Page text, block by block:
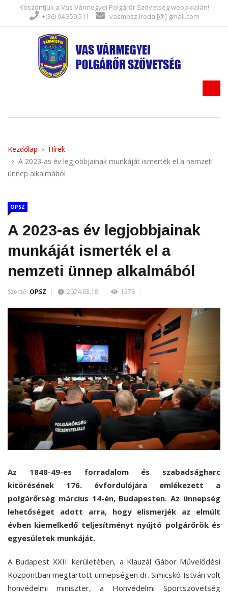
Köszöntjük a Vas Vármegyei Polgárőr Szövetség weboldalán!
+(36) 94 359 511
vasmpsz.iroda [@] gmail.com
Kezdőlap
Hírek
A 2023-as év legjobbjainak munkáját ismerték el a nemzeti
ünnep alkalmából
OPSZ
A 2023-as év legjobbjainak
munkáját ismerték el a
nemzeti ünnep alkalmából
Szerző: OPSZ 2024.03.18. 1278
Az 1848-49-es forradalom és szabadságharc
kitörésének 176. évfordulójára emlékezett a
polgárőrség március 14-én, Budapesten. Az ünnepség
lehetőséget adott arra, hogy elismerjék az elmúlt
évben kiemelkedő teljesítményt nyújtó polgárőrök és
egyesületek munkáját.
A Budapest XXII. kerületében, a Klauzál Gábor Művelődési
Központban megtartott ünnepségen dr. Simicskó István volt
honvédelmi miniszter, a Honvédelmi Sportszövetség